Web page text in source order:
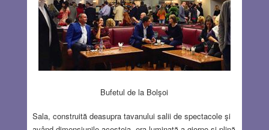
Bufetul de la Bolşoi
Sala, construită deasupra tavanului salii de spectacole şi